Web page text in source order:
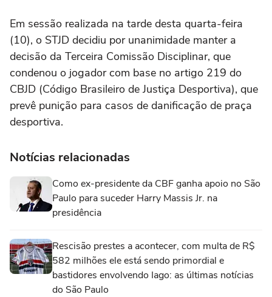
Em sessão realizada na tarde desta quarta-feira
(10), o STJD decidiu por unanimidade manter a
decisão da Terceira Comissão Disciplinar, que
condenou o jogador com base no artigo 219 do
CBJD (Código Brasileiro de Justiça Desportiva), que
prevê punição para casos de danificação de praça
desportiva.
Notícias relacionadas
Como ex-presidente da CBF ganha apoio no São
Paulo para suceder Harry Massis Jr. na
presidência
Rescisão prestes a acontecer, com multa de R$
582 milhões ele está sendo primordial e
bastidores envolvendo Iago: as últimas notícias
do São Paulo